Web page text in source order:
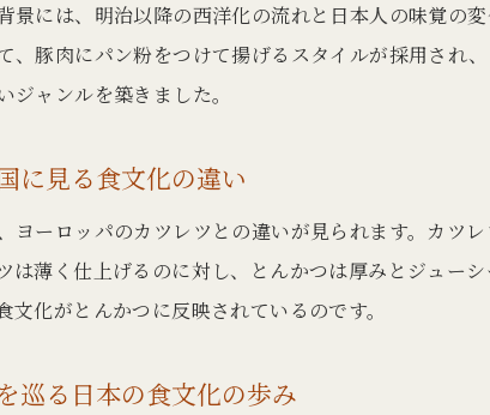
海外でのとんかつ評価
とんかつの発祥
発祥国目線で見
景には、明治以降の西洋化の流れと日本人の味覚の
、豚肉にパン粉をつけて揚げるスタイルが採用され
ジャンルを築きました。
に見る食文化の違い
ヨーロッパのカツレツとの違いが見られます。カツ
は薄く仕上げるのに対し、とんかつは厚みとジュー
文化がとんかつに反映されているのです。
巡る日本の食文化の歩み